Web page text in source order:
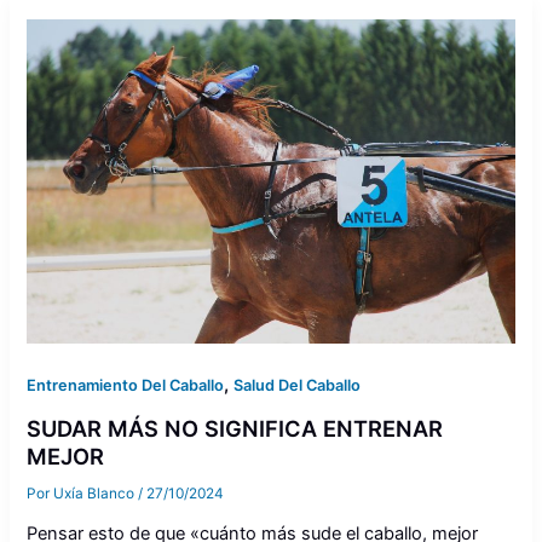
Entrenamiento Del Caballo,Salud Del Caballo
SUDAR MÁS NO SIGNIFICA ENTRENAR
MEJOR
Por Uxía Blanco/ 27/10/2024
Pensar esto de que «cuánto más sude el caballo, mejor